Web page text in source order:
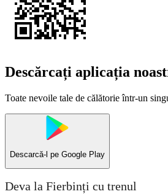
Descărcați aplicația
Toate nevoile tale de călătorie într-un
Descarcă-l pe Google Play
Deva la Fierbinți cu trenul